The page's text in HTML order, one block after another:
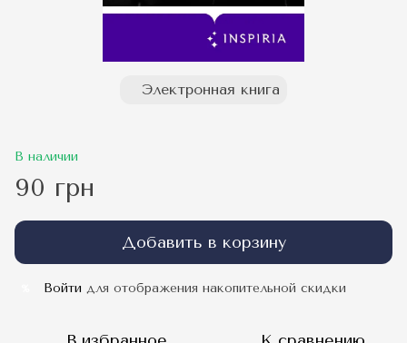
Электронная книга
В наличии
90 грн
Добавить в корзину
Войти для отображения накопительной скидки